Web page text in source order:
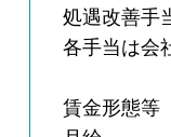
処遇改善手
各手当は会
賃金形態等